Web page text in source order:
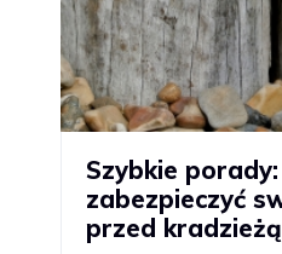
Szybkie porady:
zabezpieczyć
przed